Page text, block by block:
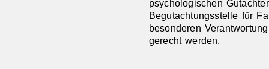
psychologischen
Begutachtungsstelle für
besonderen
gerecht werden.